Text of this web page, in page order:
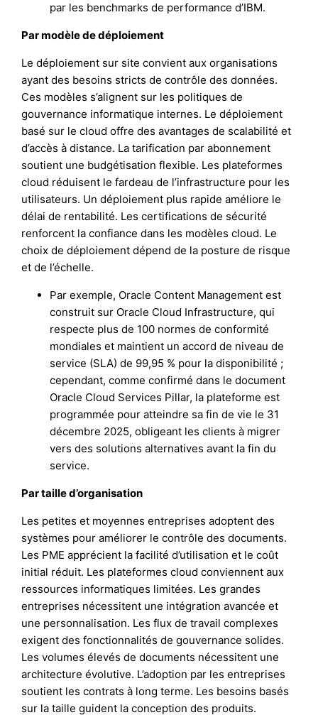
par les benchmarks de performance d’IBM.
Par modèle de déploiement
Le déploiement sur site convient aux organisations
ayant des besoins stricts de contrôle des données.
Ces modèles s’alignent sur les politiques de
gouvernance informatique internes. Le déploiement
basé sur le cloud offre des avantages de scalabilité et
d’accès à distance. La tarification par abonnement
soutient une budgétisation flexible. Les plateformes
cloud réduisent le fardeau de l’infrastructure pour les
utilisateurs. Un déploiement plus rapide améliore le
délai de rentabilité. Les certifications de sécurité
renforcent la confiance dans les modèles cloud. Le
choix de déploiement dépend de la posture de risque
et de l’échelle.
Par exemple, Oracle Content Management est
construit sur Oracle Cloud Infrastructure, qui
respecte plus de 100 normes de conformité
mondiales et maintient un accord de niveau de
service (SLA) de 99,95 % pour la disponibilité ;
cependant, comme confirmé dans le document
Oracle Cloud Services Pillar, la plateforme est
programmée pour atteindre sa fin de vie le 31
décembre 2025, obligeant les clients à migrer
vers des solutions alternatives avant la fin du
service.
Par taille d’organisation
Les petites et moyennes entreprises adoptent des
systèmes pour améliorer le contrôle des documents.
Les PME apprécient la facilité d’utilisation et le coût
initial réduit. Les plateformes cloud conviennent aux
ressources informatiques limitées. Les grandes
entreprises nécessitent une intégration avancée et
une personnalisation. Les flux de travail complexes
exigent des fonctionnalités de gouvernance solides.
Les volumes élevés de documents nécessitent une
architecture évolutive. L’adoption par les entreprises
soutient les contrats à long terme. Les besoins basés
sur la taille guident la conception des produits.